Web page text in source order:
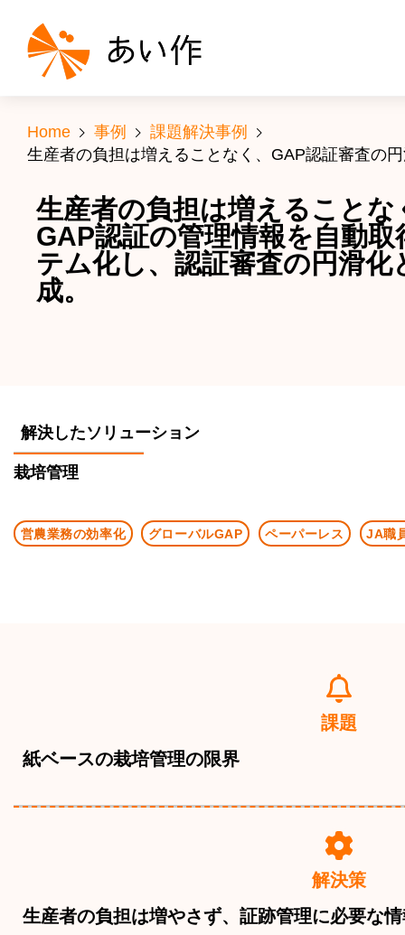
Home 事例
課題解決事例
生産者の負担は増えることなく、GAP認証審査の
生産者の負担は増えること
GAP認証の管理情報を自動
テム化し、認証審査の円滑化
成。
解決したソリューション
栽培管理
営農業務の効率化 グローバルGAP ペーパーレス JA職
課題
紙ベースの栽培管理の限界
解決策
生産者の負担は増やさず、証跡管理に必要な